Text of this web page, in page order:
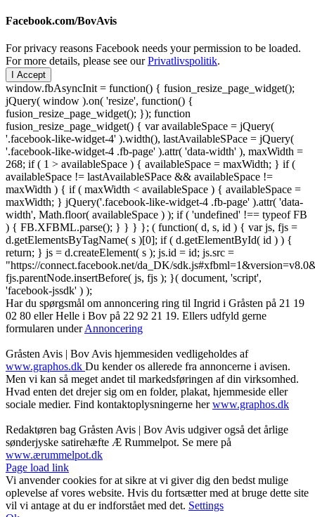
Facebook.com/BovAvis
For privacy reasons Facebook needs your permission to be loaded.
For more details, please see ourPrivatlivspolitik.
I Accept
window.fbAsyncInit = function() { fusion_resize_page_widget();
jQuery( window ).on( 'resize', function() {
fusion_resize_page_widget(); }); function
fusion_resize_page_widget() { var availableSpace = jQuery(
'.facebook-like-widget-4' ).width(), lastAvailableSPace = jQuery(
'.facebook-like-widget-4 .fb-page' ).attr( 'data-width' ), maxWidth =
268; if ( 1 > availableSpace ) { availableSpace = maxWidth; } if (
availableSpace != lastAvailableSPace && availableSpace !=
maxWidth ) { if ( maxWidth < availableSpace ) { availableSpace =
maxWidth; } jQuery('.facebook-like-widget-4 .fb-page' ).attr( 'data-
width', Math.floor( availableSpace ) ); if ( 'undefined' !== typeof FB
) { FB.XFBML.parse(); } } } }; ( function( d, s, id ) { var js, fjs =
d.getElementsByTagName( s )[0]; if ( d.getElementById( id ) ) {
return; } js = d.createElement( s ); js.id = id; js.src =
"https://connect.facebook.net/da_DK/
fjs.parentNode.insertBefore( js, fjs ); }( document, 'script',
'facebook-jssdk' ) );
Har du spørgsmål om annoncering ring til Ingrid i Gråsten på 21 19
02 80 ‬eller Helle i Bov på 22 92 21 19‬. Ellers udfyld gerne
formularen underAnnoncering
Gråsten Avis | Bov Avis hjemmesiden vedligeholdes af
www.graphos.dk Du kender os allerede fra annoncerne i avisen.
Men vi kan så meget andet til markedsføringen af din virksomhed.
Hvad enten det drejer sig om en folder, plakat, hjemmeside eller
sociale medier. Find kontaktoplysningerne herwww.graphos.dk
Redaktøren bag Gråsten Avis | Bov Avis udgiver også det årlige
sønderjyske satirehæfte Æ Rummelpot. Se mere på
www.ærummelpot.dk
Facebook
Facebook
Facebook
Facebook
Instagram
Instagram
Instagram
LinkedIn
Page load link
Vi anvender cookies for at sikre at vi giver dig den bedst mulige
oplevelse af vores website. Hvis du fortsætter med at bruge dette site
vil vi antage at du er indforstået med det. Settings